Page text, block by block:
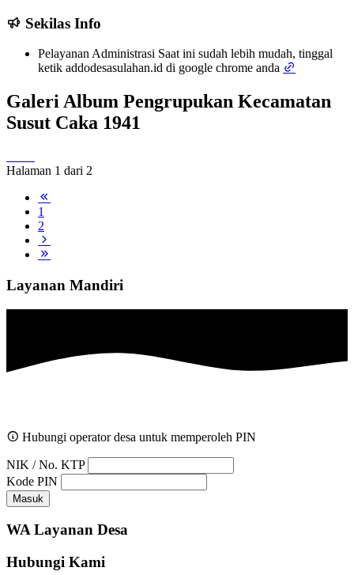
Sekilas Info
Pelayanan Administrasi Saat ini sudah lebih mudah, tinggal
ketik addodesasulahan.id di google chrome anda
Galeri Album Pengrupukan Kecamatan
Susut Caka 1941
Halaman 1 dari 2
1
2
Layanan Mandiri
Hubungi operator desa untuk memperoleh PIN
NIK / No. KTP
Kode PIN
Masuk
WA Layanan Desa
Hubungi Kami